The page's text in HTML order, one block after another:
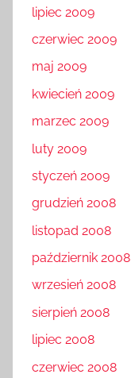
lipiec 2009
czerwiec 2009
maj 2009
kwiecień 2009
marzec 2009
luty 2009
styczeń 2009
grudzień 2008
listopad 2008
październik 2008
wrzesień 2008
sierpień 2008
lipiec 2008
czerwiec 2008